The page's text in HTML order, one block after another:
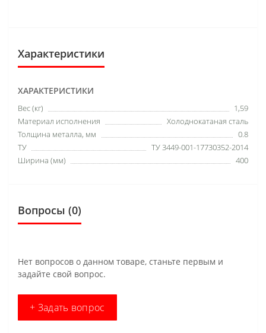
Характеристики
ХАРАКТЕРИСТИКИ
Вес (кг)
1,59
Материал исполнения
Холоднокатаная сталь
Толщина металла, мм
0.8
ТУ
ТУ 3449-001-17730352-2014
Ширина (мм)
400
Вопросы (0)
Нет вопросов о данном товаре, станьте первым и
задайте свой вопрос.
+ Задать вопрос